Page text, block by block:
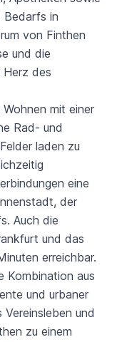
Bedarfs in
von Finthen
und die
des
mit einer
Rad- und
laden zu
eine
der
Auch die
und das
erreichbar.
Kombination aus
und urbaner
und
zu einem